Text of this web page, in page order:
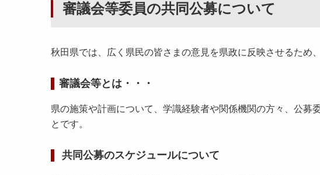
審議会等委員の共同公募について
秋田県では、広く県民の皆さまの意見を県政に反映させるため
審議会等とは・・・
県の施策や計画について、学識経験者や関係機関の方々、公募
とです。
共同公募のスケジュールについて